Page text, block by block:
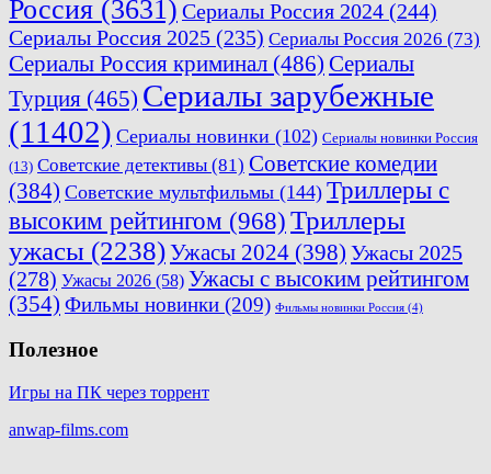
Россия (3631) Сериалы Россия 2024 (244)
Сериалы Россия 2025 (235) Сериалы Россия 2026 (73)
Сериалы Россия криминал (486) Сериалы
Турция (465) Сериалы зарубежные
(11402) Сериалы новинки (102) Сериалы новинки Россия
(13) Советские детективы (81) Советские комедии
(384) Советские мультфильмы (144) Триллеры с
высоким рейтингом (968) Триллеры
ужасы (2238)Ужасы 2024 (398) Ужасы 2025
(278) Ужасы 2026 (58) Ужасы с высоким рейтингом
(354) Фильмы новинки (209) Фильмы новинки Россия (4)
Полезное
Игры на ПК через торрент
anwap-films.com